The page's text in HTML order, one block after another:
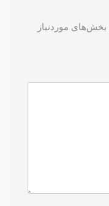
بخش‌های موردنیاز